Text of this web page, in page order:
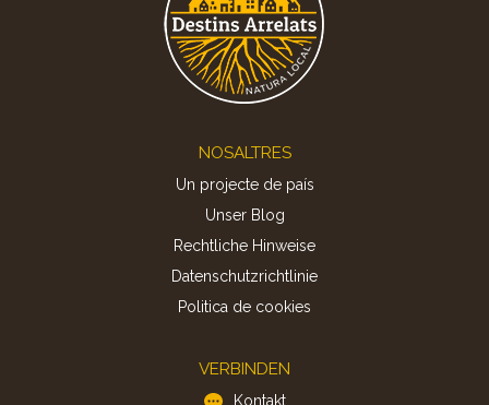
NOSALTRES
Un projecte de país
Unser Blog
Rechtliche Hinweise
Datenschutzrichtlinie
Politica de cookies
VERBINDEN
Kontakt